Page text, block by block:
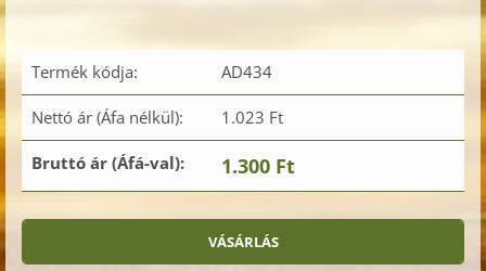
Termék kódja: AD434
Nettó ár (Áfa nélkül): 1.023 Ft
Bruttó ár (Áfá-val): 1.300 Ft